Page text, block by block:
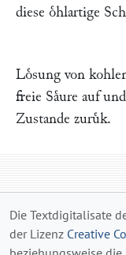
diese oͤhlartige
Loͤsung von
freie Saͤure auf
Zustande zuruͤk.
Die Textdigitalisate
der Lizenz Creative